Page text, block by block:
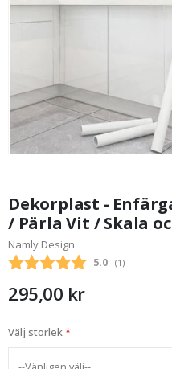
början
av
bildgalleriet
Dekorplast -
/ Pärla Vit / Skala
Namly Design
Snittbetyg:
5.0 (röster:
1 )
295,00 kr
Välj storlek